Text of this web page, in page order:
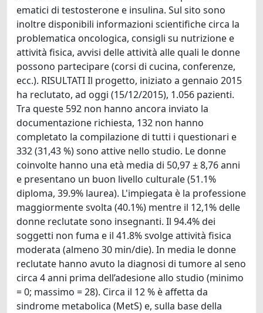
ematici di testosterone e insulina. Sul sito sono
inoltre disponibili informazioni scientifiche circa la
problematica oncologica, consigli su nutrizione e
attività fisica, avvisi delle attività alle quali le donne
possono partecipare (corsi di cucina, conferenze,
ecc.). RISULTATI Il progetto, iniziato a gennaio 2015
ha reclutato, ad oggi (15/12/2015), 1.056 pazienti.
Tra queste 592 non hanno ancora inviato la
documentazione richiesta, 132 non hanno
completato la compilazione di tutti i questionari e
332 (31,43 %) sono attive nello studio. Le donne
coinvolte hanno una età media di 50,97 ± 8,76 anni
e presentano un buon livello culturale (51.1%
diploma, 39.9% laurea). L'impiegata è la professione
maggiormente svolta (40.1%) mentre il 12,1% delle
donne reclutate sono insegnanti. Il 94.4% dei
soggetti non fuma e il 41.8% svolge attività fisica
moderata (almeno 30 min/die). In media le donne
reclutate hanno avuto la diagnosi di tumore al seno
circa 4 anni prima dell’adesione allo studio (minimo
= 0; massimo = 28). Circa il 12 % è affetta da
sindrome metabolica (MetS) e, sulla base della